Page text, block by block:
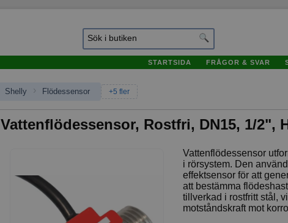
STARTSIDA FRÅGOR & SVAR
Shelly › Flödessensor +5 fler
Vattenflödessensor, Rostfri, DN15, 1/2",
Vattenflödessensor
i rörsystem. Den
effektsensor för att
att bestämma
tillverkad i rostfritt stål,
motståndskraft mot